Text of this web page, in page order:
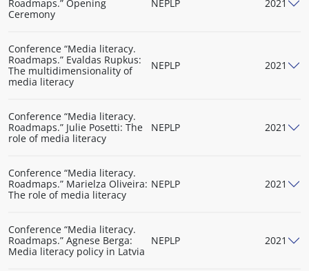
Roadmaps.” Opening
Ceremony
NEPLP 2021
Conference “Media literacy.
Roadmaps.” Evaldas Rupkus:
The multidimensionality of
media literacy
NEPLP 2021
Conference “Media literacy.
Roadmaps.” Julie Posetti: The
role of media literacy
NEPLP 2021
Conference “Media literacy.
Roadmaps.” Marielza Oliveira:
The role of media literacy
NEPLP 2021
Conference “Media literacy.
Roadmaps.” Agnese Berga:
Media literacy policy in Latvia
NEPLP 2021